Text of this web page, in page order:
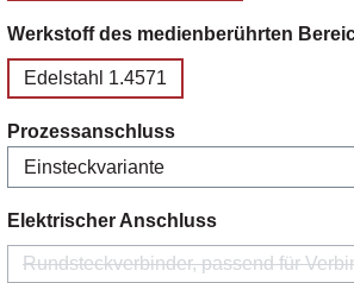
Werkstoff des medienberührten
Edelstahl 1.4571
Prozessanschlussauswählen
Elektrischer Anschlussauswählen
Rundsteckverbinder, passend für